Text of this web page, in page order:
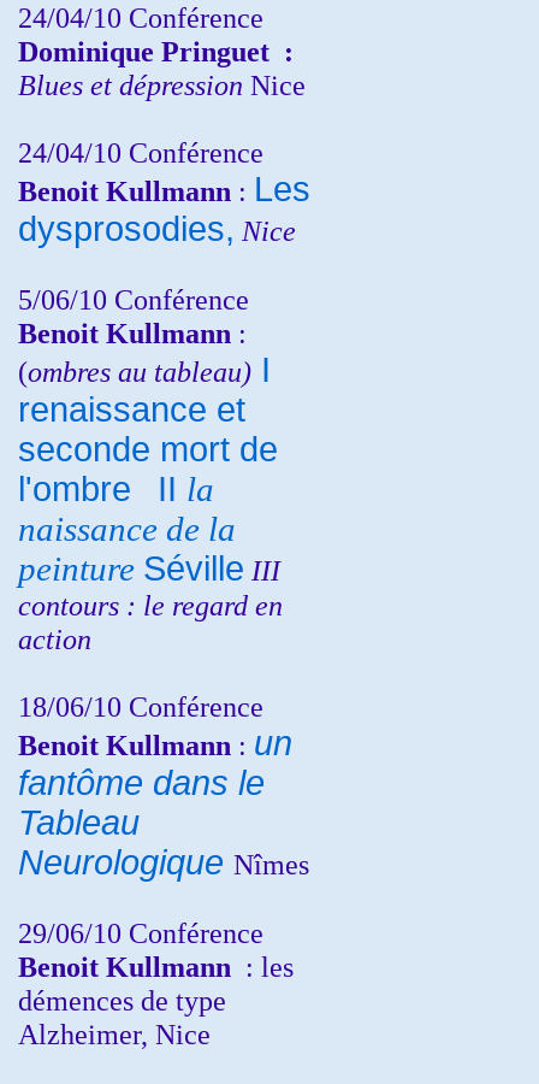
24/04/10 Conférence
Dominique Pringuet :
Blues et dépression Nice
24/04/10 Conférence
Benoit Kullmann : Les
dysprosodies, Nice
5/06/10 Conférence
Benoit Kullmann :
(ombres au tableau) I
renaissance et
seconde mort de
l'ombre
II la
naissance de la
peinture Séville III
contours : le regard en
action
18/06/10 Conférence
Benoit Kullmann : un
fantôme dans le
Tableau
Neurologique Nîmes
29/06/10 Conférence
Benoit Kullmann : les
démences de type
Alzheimer, Nice